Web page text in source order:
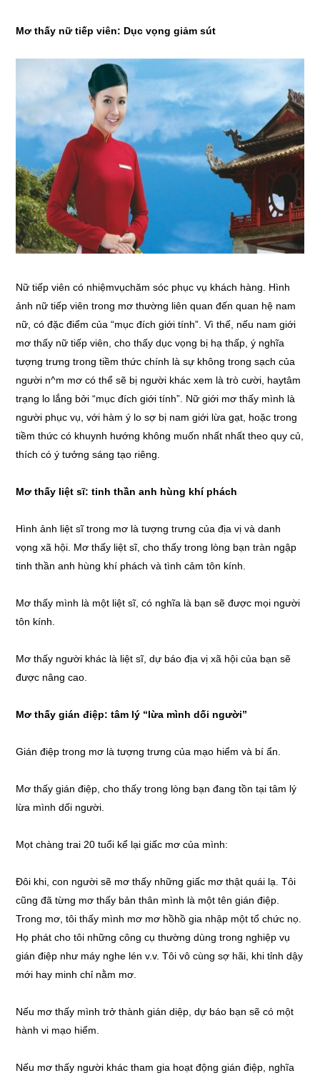
Mơ thấy nữ tiếp viên: Dục vọng giảm sút
Nữ tiếp viên có nhiệmvụchăm sóc phục vụ khách hàng. Hình
ảnh nữ tiếp viên trong mơ thường liên quan đến quan hệ nam
nữ, có đặc điểm của “mục đích giới tính”. Vì thế, nếu nam giới
mơ thấy nữ tiếp viên, cho thấy dục vọng bị hạ thấp, ý nghĩa
tượng trưng trong tiềm thức chính là sự không trong sạch của
người n^m mơ có thể sẽ bị người khác xem là trò cười, haytâm
trạng lo lắng bởi “mục đích giới tính”. Nữ giới mơ thấy mình là
người phục vụ, với hàm ý lo sợ bị nam giới lừa gạt, hoặc trong
tiềm thức có khuynh hướng không muốn nhất nhất theo quy củ,
thích có ý tưởng sáng tạo riêng.
Mơ thấy liệt sĩ: tinh thần anh hùng khí phách
Hình ảnh liệt sĩ trong mơ là tượng trưng của địa vị và danh
vọng xã hội. Mơ thấy liệt sĩ, cho thấy trong lòng bạn tràn ngập
tinh thần anh hùng khí phách và tình cảm tôn kính.
Mơ thấy mình là một liệt sĩ, có nghĩa là bạn sẽ được mọi người
tôn kính.
Mơ thấy người khác là liệt sĩ, dự báo địa vị xã hội của bạn sẽ
được nâng cao.
Mơ thấy gián điệp: tâm lý “lừa mình dối người”
Gián điệp trong mơ là tượng trưng của mạo hiểm và bí ẩn.
Mơ thấy gián điệp, cho thấy trong lòng bạn đang tồn tại tâm lý
lừa mình dối người.
Mọt chàng trai 20 tuổi kể lại giấc mơ của mình:
Đôi khi, con người sẽ mơ thấy những giấc mơ thật quái lạ. Tôi
cũng đã từng mơ thấy bản thân mình là một tên gián điệp.
Trong mơ, tôi thấy mình mơ mơ hồhồ gia nhập một tổ chức nọ.
Họ phát cho tôi những công cụ thường dùng trong nghiệp vụ
gián điệp như máy nghe lén v.v. Tôi vô cùng sợ hãi, khi tỉnh dậy
mới hay minh chỉ nằm mơ.
Nếu mơ thấy mình trở thành gián diệp, dự báo bạn sẽ có một
hành vi mạo hiểm.
Nếu mơ thấy người khác tham gia hoạt động gián điệp, nghĩa